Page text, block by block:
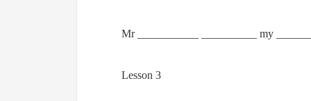
Mr ___________ __________ my
Lesson 3